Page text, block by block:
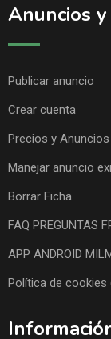
Anuncios
Publicar anuncio
Crear cuenta
Precios y
Manejar anuncio
Borrar Ficha
FAQ PREGUNTAS
APP ANDROID
Política de cookies